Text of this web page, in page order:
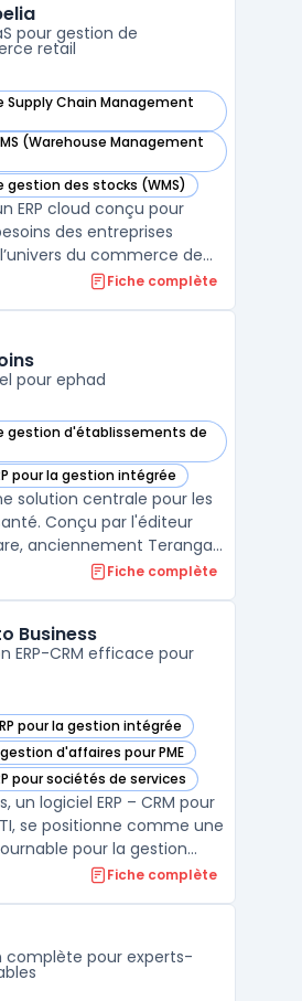
plateforme permet
...pour gestion de
retail
Supply Chain Management
dans cette catégorie
(Warehouse Management
dans cette catégorie
gestion des stocks (WMS)
dans cette catégorie
ERP cloud conçu pour
des entreprises
du commerce de
approche centrée sur la
de stock, de logistique
...
Fiche complète
pour ephad
gestion d'établissements de
cette catégorie
pour la gestion intégrée
cette catégorie
solution centrale pour les
Conçu par l'éditeur
anciennement Teranga
médico-social aide les
interface unique. La
...
Fiche complète
Business
ERP-CRM efficace pour
pour la gestion intégrée
dans cette catégorie
d'affaires pour PME
dans cette catégorie
pour sociétés de services
dans cette catégorie
un logiciel ERP – CRM pour
se positionne comme une
pour la gestion
pour améliorer
des processus d'affaires,
admin ...
Fiche complète
complète pour experts-